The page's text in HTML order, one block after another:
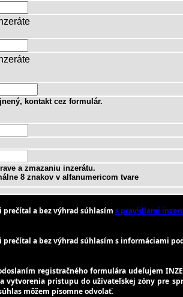
kontakt cez formulár.
a zmazaniu inzerátu.
8 znakov v alfanumericom tvare
prečítal a bez výhrad súhlasím s pravidlami
prečítal a bez výhrad súhlasím s informáciami
registračného formulára udeľujem
vytvorenia prístupu do užívateľskej zóny pre
môžem písomne odvolať.